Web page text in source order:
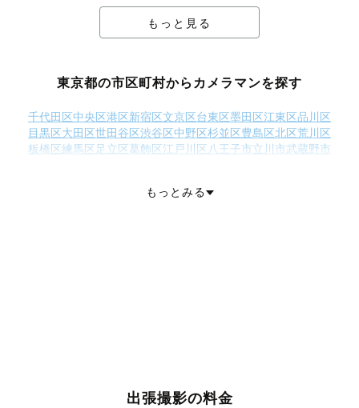
もっと見る
東京都の市区町村からカメラマンを探す
千代田区中央区港区新宿区文京区台東区墨田区江東区品川区
目黒区大田区世田谷区渋谷区中野区杉並区豊島区北区荒川区
板橋区練馬区足立区葛飾区江戸川区 八王子市立川市武蔵野市
多摩市 稲城市羽村市
もっとみる
出張撮影の料金